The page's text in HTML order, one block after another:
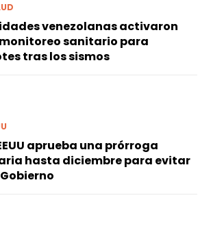
venezolanas activaron
sanitario para
tras los sismos
aprueba una prórroga
hasta diciembre para evitar